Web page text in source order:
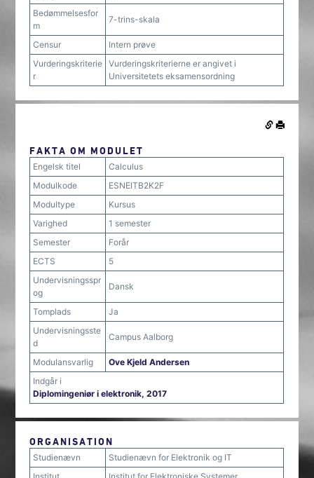
Bedømmelsesfor
m
7-trins-skala
Censur
Intern prøve
Vurderingskriterie
r
Vurderingskriterierne er angivet i
Universitetets eksamensordning
FAKTA OM MODULET
Engelsk titel
Calculus
Modulkode
ESNEITB2K2F
Modultype
Kursus
Varighed
1 semester
Semester
Forår
ECTS
5
Undervisningsspr
og
Dansk
Tomplads
Ja
Undervisningsste
d
Campus Aalborg
Modulansvarlig
Ove Kjeld Andersen
Indgår i
Diplomingeniør i elektronik, 2017
ORGANISATION
Studienævn
Studienævn for Elektronik og IT